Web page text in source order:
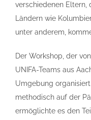
verschiedenen Eltern,
Ländern wie
unter anderem,
Der Workshop, der
UNIFA-Teams aus
Umgebung
methodisch auf der
ermöglichte es den